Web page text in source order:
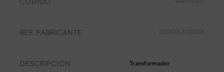
REF. FABRICANTE 20000-370006
DESCRIPCIÓN Transformador